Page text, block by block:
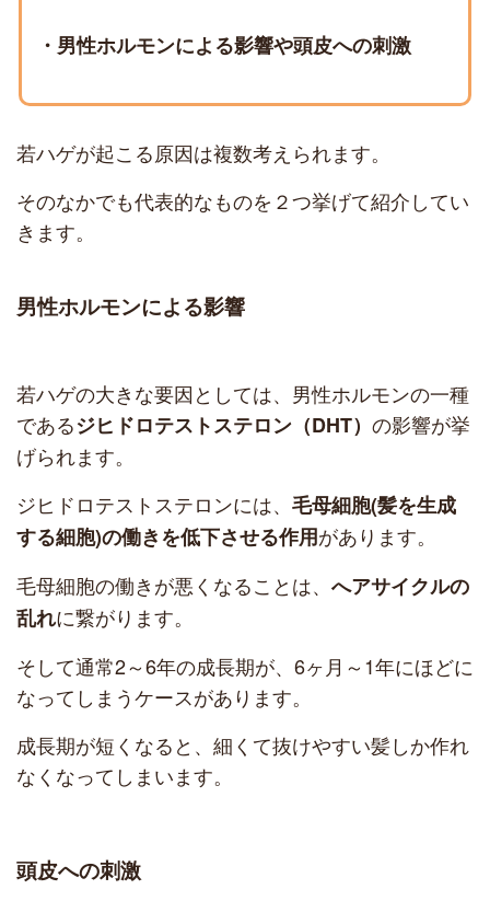
・男性ホルモンによる影響や頭皮への刺激
若ハゲが起こる原因は複数考えられます。
そのなかでも代表的なものを２つ挙げて紹介してい
きます。
男性ホルモンによる影響
若ハゲの大きな要因としては、男性ホルモンの一種
であるジヒドロテストステロン（DHT） の影響が挙
げられます。
ジヒドロテストステロンには、 毛母細胞(髪を生成
する細胞)の働きを低下させる作用があります。
毛母細胞の働きが悪くなることは、 へアサイクルの
乱れに繋がります。
そして通常2～6年の成長期が、6ヶ月～1年にほどに
なってしまうケースがあります。
成長期が短くなると、細くて抜けやすい髪しか作れ
なくなってしまいます。
頭皮への刺激